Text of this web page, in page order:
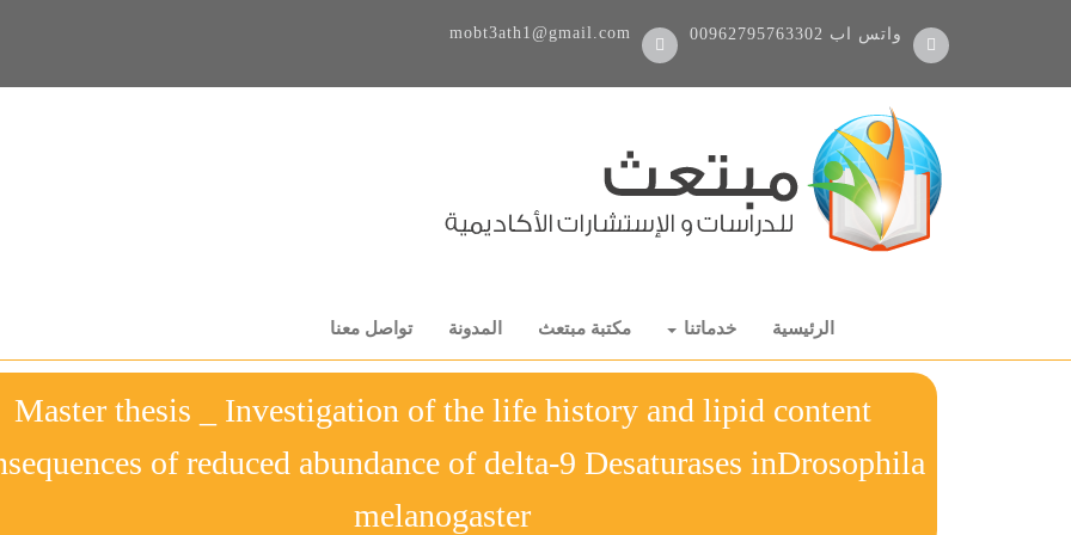
00962795763302 واتس اب mobt3ath1@gmail.com
الرئيسية خدماتنا مكتبة مبتعث المدونة تواصل معنا
Master thesis _ Investigation of the life history and lipid content
of reduced abundance of delta-9 Desaturases inDrosophila
melanogaster